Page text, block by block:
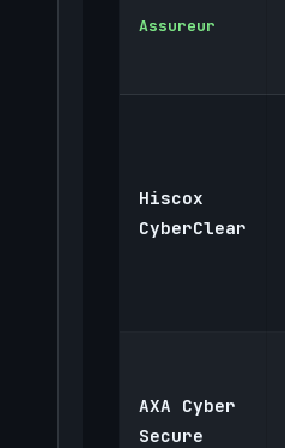
Assureur
Hiscox
CyberClear
AXA Cyber
Secure